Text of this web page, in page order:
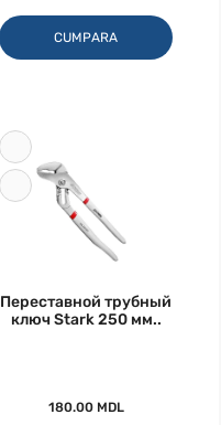
CUMPARA
Переставной трубный
ключ Stark 250 мм..
180.00 MDL